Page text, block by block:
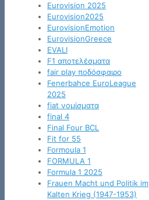
Eurovision 2025
Eurovision2025
EurovisionEmotion
EurovisionGreece
EVALI
F1 αποτελέσματα
fair play ποδόσφαιρο
Fenerbahce EuroLeague
2025
fiat νομίσματα
final 4
Final Four BCL
Fit for 55
Formoula 1
FORMULA 1
Formula 1 2025
Frauen Macht und Politik im
Kalten Krieg (1947-1953)